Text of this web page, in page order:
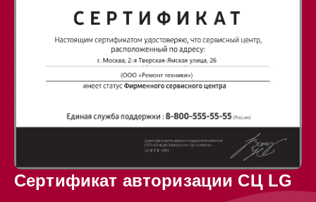
Сертификат авторизации СЦ LG